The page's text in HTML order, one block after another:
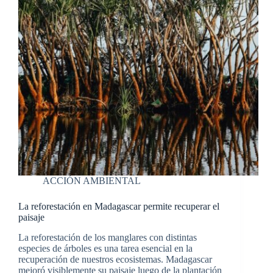
ACCIÓN AMBIENTAL
La reforestación en Madagascar permite recuperar el
paisaje
La reforestación de los manglares con distintas
especies de árboles es una tarea esencial en la
recuperación de nuestros ecosistemas. Madagascar
mejoró visiblemente su paisaje luego de la plantación